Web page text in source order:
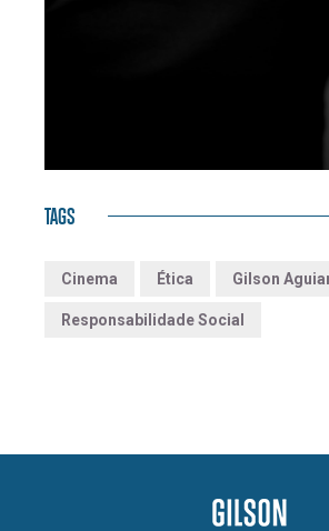
TAGS
Cinema Ética Gilson
Responsabilidade Social